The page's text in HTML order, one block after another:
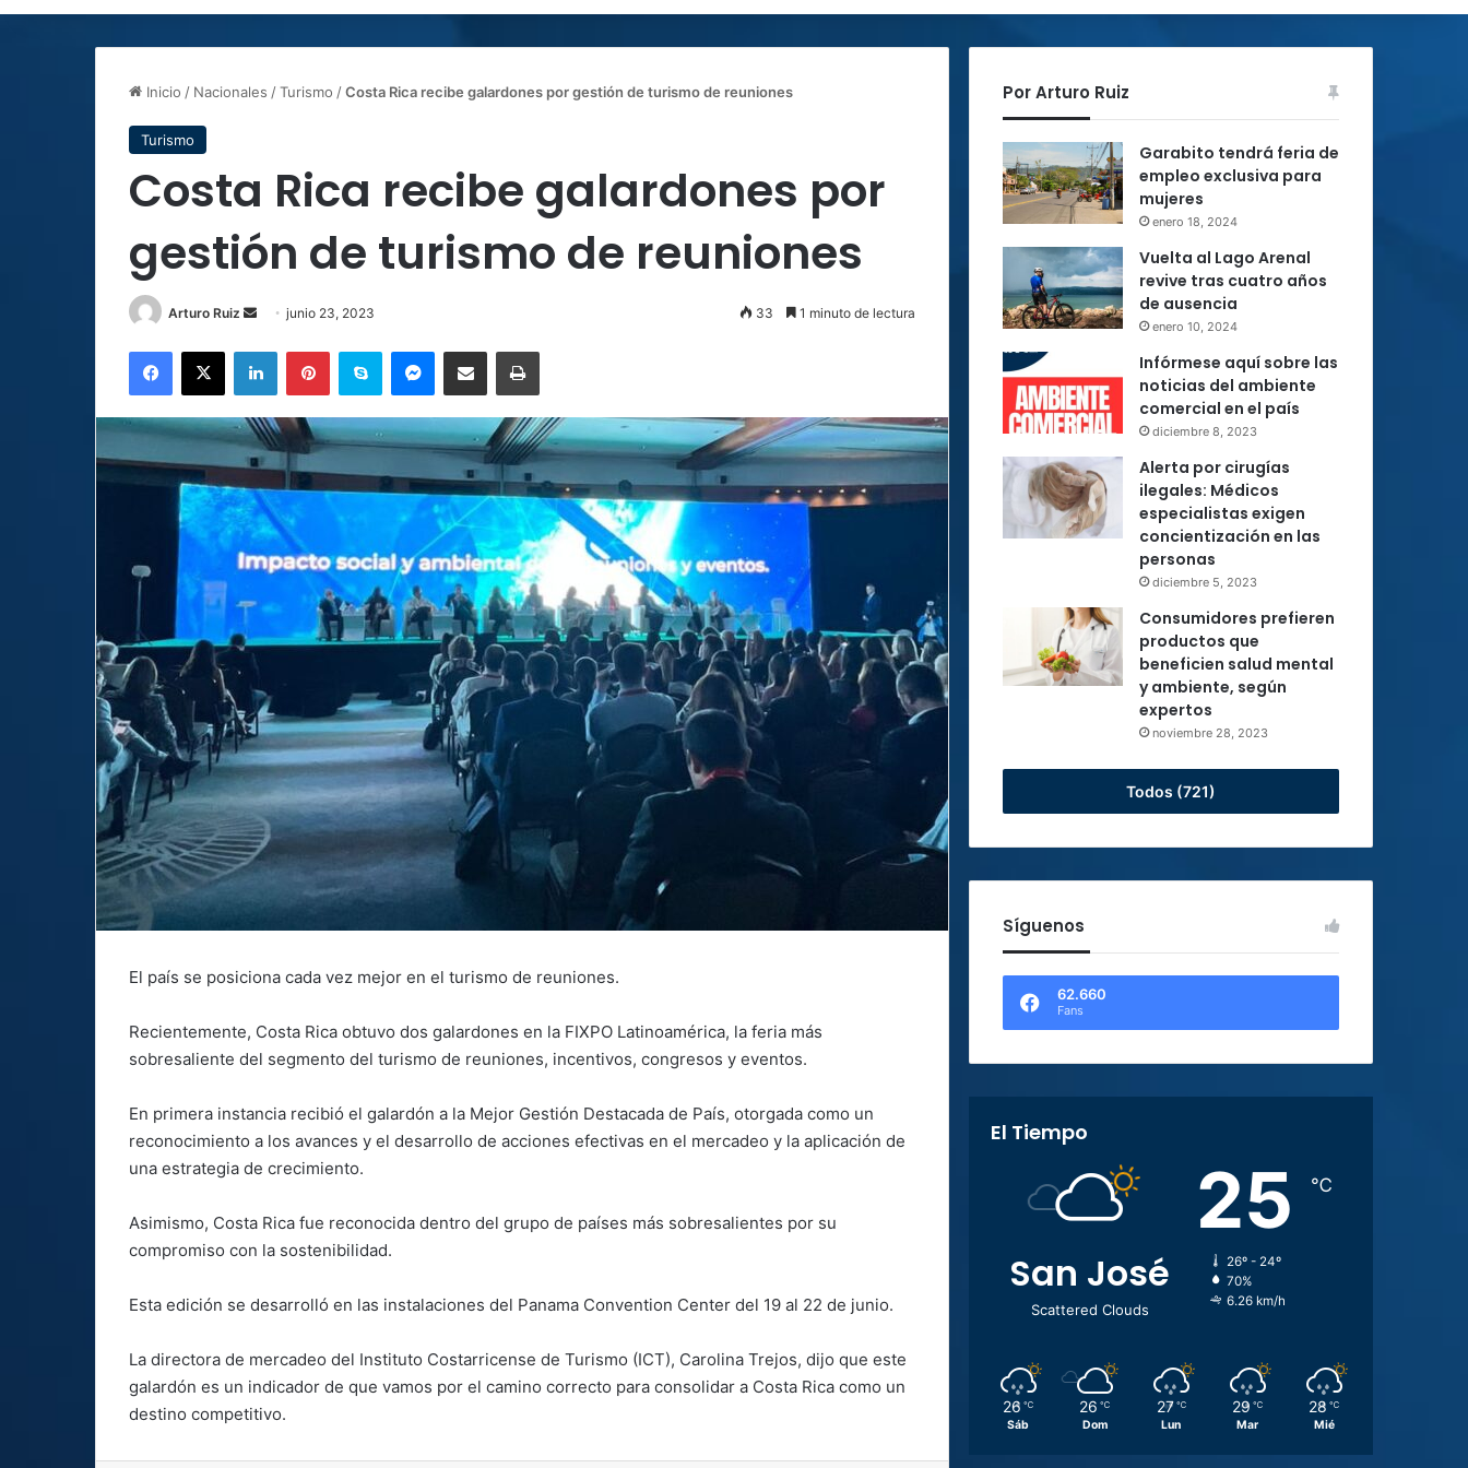
Inicio / Nacionales /Turismo /Costa Rica recibe galardones por gestión de turismo de reuniones
Turismo
Costa Rica recibe galardones por
gestión de turismo de reuniones
Arturo Ruiz
Sendjunio 23, 2023 33 1 minuto de lectura
Facebook
X LinkedInPinterestSkype MessengerCompartir por correo electrónicoImprimir
El país se posiciona cada vez mejor en el turismo de reuniones.
Recientemente, Costa Rica obtuvo dos galardones en la FIXPO Latinoamérica, la feria más
sobresaliente del segmento del turismo de reuniones, incentivos, congresos y eventos.
En primera instancia recibió el galardón a la Mejor Gestión Destacada de País, otorgada como un
reconocimiento a los avances y el desarrollo de acciones efectivas en el mercadeo y la aplicación de
una estrategia de crecimiento.
Asimismo, Costa Rica fue reconocida dentro del grupo de países más sobresalientes por su
compromiso con la sostenibilidad.
Esta edición se desarrolló en las instalaciones del Panama Convention Center del 19 al 22 de junio.
La directora de mercadeo del Instituto Costarricense de Turismo (ICT), Carolina Trejos, dijo que este
galardón es un indicador de que vamos por el camino correcto para consolidar a Costa Rica como un
destino competitivo.
Por Arturo Ruiz
Garabito tendrá feria de
empleo exclusiva para
mujeres
enero 18, 2024
Vuelta al Lago Arenal
revive tras cuatro años
de ausencia
enero 10, 2024
Infórmese aquí sobre las
noticias del ambiente
comercial en el país
diciembre 8, 2023
Alerta por cirugías
ilegales: Médicos
especialistas exigen
concientización en las
personas
diciembre 5, 2023
Consumidores prefieren
productos que
beneficien salud mental
y ambiente, según
expertos
noviembre 28, 2023
Todos (721)
Síguenos
62.660
Fans
El Tiempo
San José
Scattered Clouds
25 ℃
26º - 24º
70%
6.26 km/h
26 ℃
Sáb
26 ℃
Dom
27 ℃
Lun
29 ℃
Mar
28 ℃
Mié